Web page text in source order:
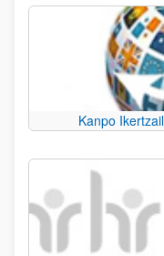
Kanpo